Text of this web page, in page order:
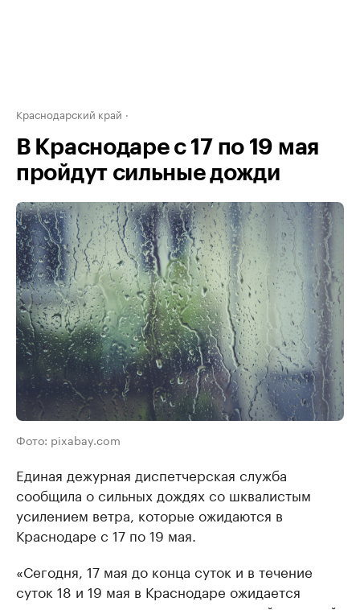
Краснодарский край
В Краснодаре с 17 по 19 мая
пройдут сильные дожди
Фото: pixabay.com
Единая дежурная диспетчерская служба
сообщила о сильных дождях со шквалистым
усилением ветра, которые ожидаются в
Краснодаре с 17 по 19 мая.
«Сегодня, 17 мая до конца суток и в течение
суток 18 и 19 мая в Краснодаре ожидается